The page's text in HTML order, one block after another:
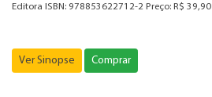
Editora ISBN: 978853622712-2 Preço: R$ 39,90
Ver Sinopse Comprar